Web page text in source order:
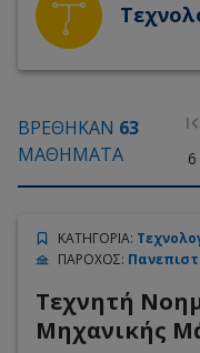
ΒΡΕΘΗΚΑΝ 63
ΜΑΘΗΜΑΤΑ
6
ΚΑΤΗΓΟΡΙΑ:
ΠΑΡΟΧΟΣ:
Τεχνητή
Μηχανικής